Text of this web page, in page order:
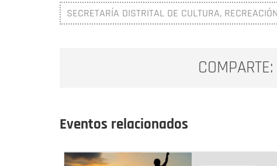
SECRETARÍA DISTRITAL DE CULTURA,
COMPARTE:
Eventos relacionados